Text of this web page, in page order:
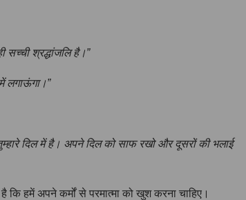
श्रद्धांजलि है।”
लगाऊंगा।”
दिल में है। अपने दिल को साफ रखो और दूसरों की भलाई
हमें अपने कर्मों से परमात्मा को खुश करना चाहिए।